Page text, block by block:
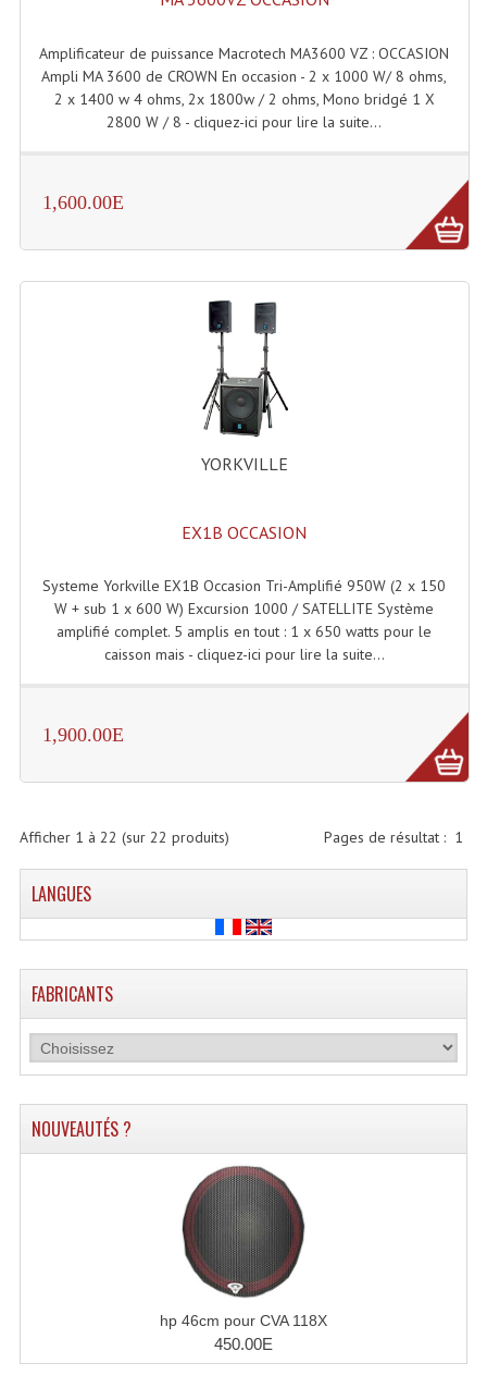
Amplificateur de puissance Macrotech MA3600 VZ : OCCASION
Ampli MA 3600 de CROWN En occasion - 2 x 1000 W/ 8 ohms,
2 x 1400 w 4 ohms, 2x 1800w / 2 ohms, Mono bridgé 1 X
2800 W / 8 - cliquez-ici pour lire la suite...
1,600.00E
YORKVILLE
EX1B OCCASION
Systeme Yorkville EX1B Occasion Tri-Amplifié 950W (2 x 150
W + sub 1 x 600 W) Excursion 1000 / SATELLITE Système
amplifié complet. 5 amplis en tout : 1 x 650 watts pour le
caisson mais - cliquez-ici pour lire la suite...
1,900.00E
Pages de résultat : 1
Afficher 1 à 22 (sur 22 produits)
LANGUES
FABRICANTS
NOUVEAUTÉS ?
hp 46cm pour CVA 118X
450.00E